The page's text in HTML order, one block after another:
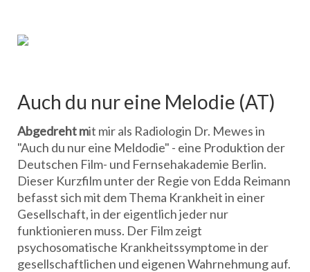
Auch du nur eine Melodie (AT)
Abgedreht mit mir als Radiologin Dr. Mewes in
"Auch du nur eine Meldodie" - eine Produktion der
Deutschen Film- und Fernsehakademie Berlin.
Dieser Kurzfilm unter der Regie von Edda Reimann
befasst sich mit dem Thema Krankheit in einer
Gesellschaft, in der eigentlich jeder nur
funktionieren muss. Der Film zeigt
psychosomatische Krankheitssymptome in der
gesellschaftlichen und eigenen Wahrnehmung auf.